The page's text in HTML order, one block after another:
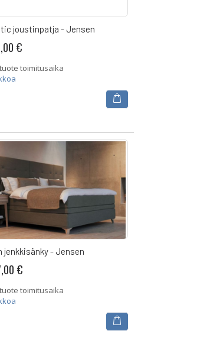
joustinpatja - Jensen
€
toimitusaika
jenkkisänky - Jensen
€
toimitusaika